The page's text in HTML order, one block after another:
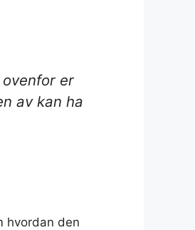
er
avkan ha
hvordan den